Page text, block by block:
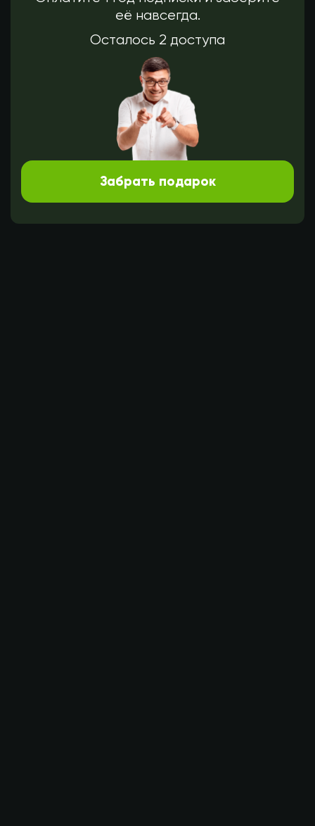
её навсегда.
Осталось 2 доступа
Забрать подарок